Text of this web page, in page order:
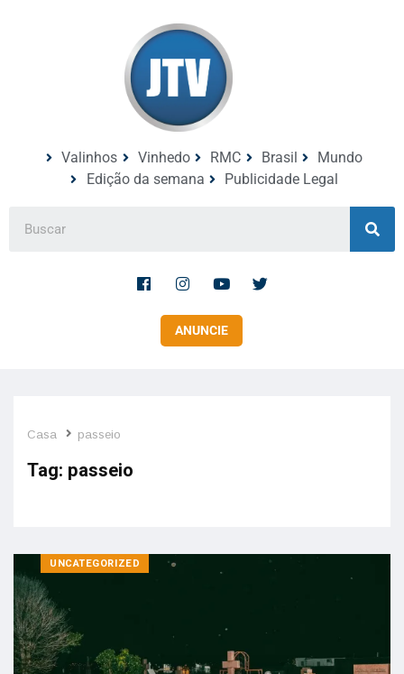
Valinhos Vinhedo RMC Brasil
Mundo
Edição da semana
Publicidade Legal
ANUNCIE
Casa passeio
Tag: passeio
UNCATEGORIZED